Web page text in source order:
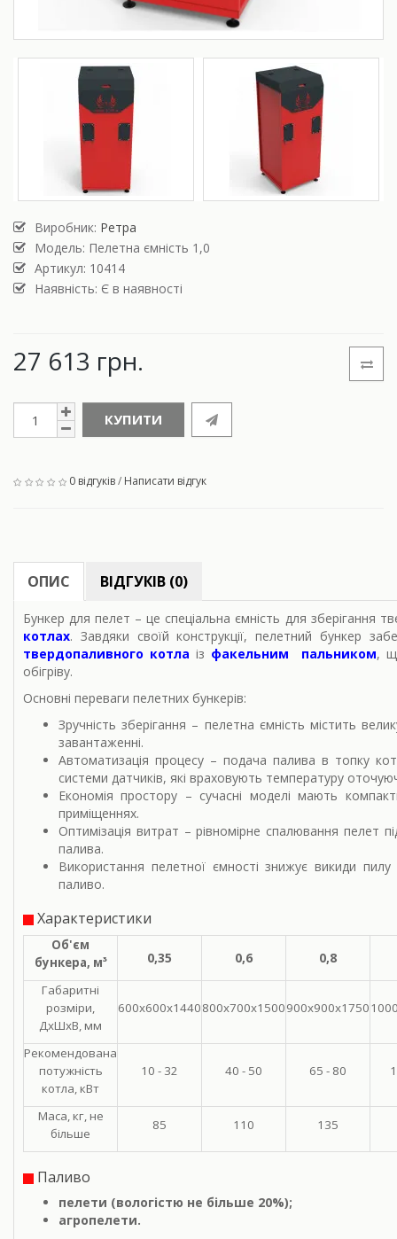
Виробник: Ретра
Модель: Пелетна ємність 1,0
Артикул: 10414
Наявність: Є в наявності
27 613 грн.
КУПИТИ
0 відгуків/ Написати відгук
ОПИС ВІДГУКІВ (0)
Бункер для пелет – це спеціальна ємність для зберігання
котлах. Завдяки своїй конструкції, пелетний бункер
твердопаливного котла із факельним пальником,
обігріву.
Основні переваги пелетних бункерів:
Зручність зберігання – пелетна ємність містить
завантаженні.
Автоматизація процесу – подача палива в топку
системи датчиків, які враховують температуру
Економія простору – сучасні моделі мають
приміщеннях.
Оптимізація витрат – рівномірне спалювання пелет
палива.
Використання пелетної ємності знижує викиди
паливо.
Характеристики
Об'єм
бункера, м³
0,35 0,6 0,8
Габаритні
розміри,
ДхШхВ, мм
600х600х1440800х700х1500900х900х1750
Рекомендована
потужність
котла, кВт
10 - 32 40 - 50 65 - 80
Маса, кг, не
більше
85 110 135
Паливо
пелети (вологістю не більше 20%);
агропелети.